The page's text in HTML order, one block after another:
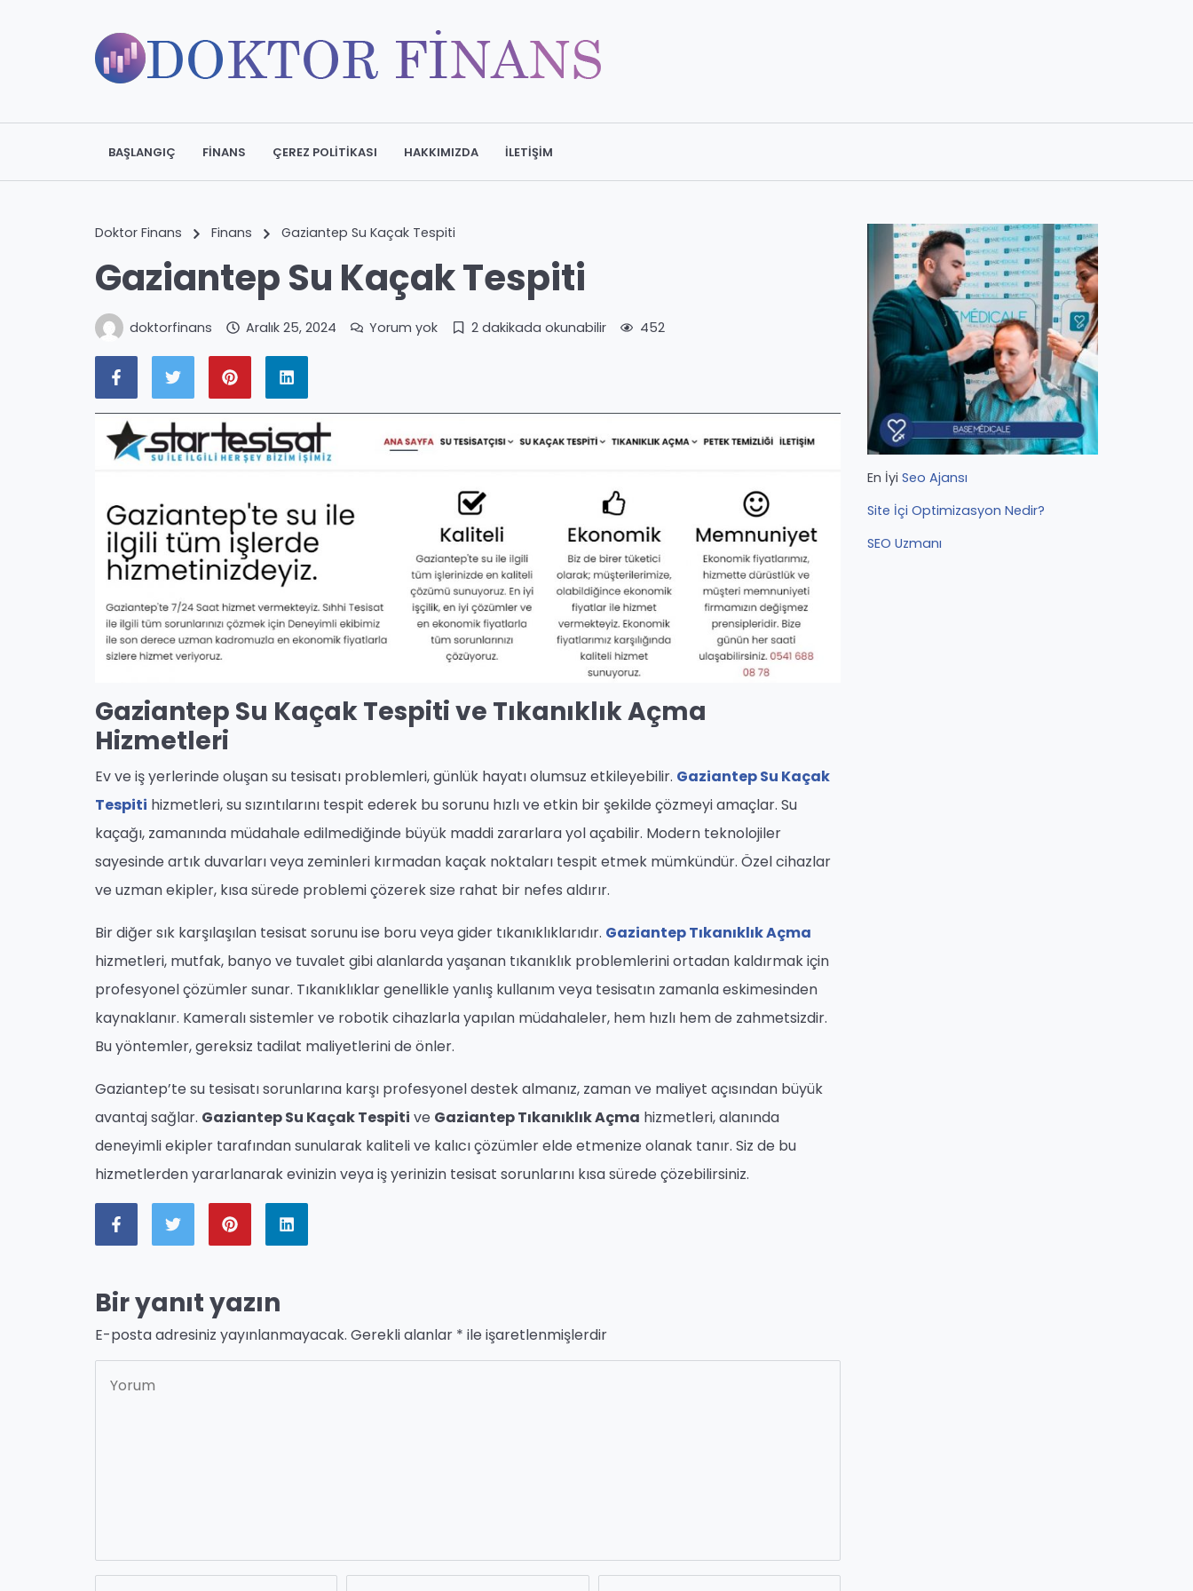
BAŞLANGIÇ FINANS ÇEREZ POLITIKASI HAKKIMIZDA İLETIŞIM
Doktor Finans Finans Gaziantep Su Kaçak Tespiti
Gaziantep Su Kaçak Tespiti
doktorfinans Aralık 25, 2024 Yorum yok 2 dakikada okunabilir 452
Gaziantep Su Kaçak Tespiti ve Tıkanıklık Açma
Hizmetleri
Ev ve iş yerlerinde oluşan su tesisatı problemleri, günlük hayatı olumsuz etkileyebilir. Gaziantep Su Kaçak
Tespiti hizmetleri, su sızıntılarını tespit ederek bu sorunu hızlı ve etkin bir şekilde çözmeyi amaçlar. Su
kaçağı, zamanında müdahale edilmediğinde büyük maddi zararlara yol açabilir. Modern teknolojiler
sayesinde artık duvarları veya zeminleri kırmadan kaçak noktaları tespit etmek mümkündür. Özel cihazlar
ve uzman ekipler, kısa sürede problemi çözerek size rahat bir nefes aldırır.
Bir diğer sık karşılaşılan tesisat sorunu ise boru veya gider tıkanıklıklarıdır. Gaziantep Tıkanıklık Açma
hizmetleri, mutfak, banyo ve tuvalet gibi alanlarda yaşanan tıkanıklık problemlerini ortadan kaldırmak için
profesyonel çözümler sunar. Tıkanıklıklar genellikle yanlış kullanım veya tesisatın zamanla eskimesinden
kaynaklanır. Kameralı sistemler ve robotik cihazlarla yapılan müdahaleler, hem hızlı hem de zahmetsizdir.
Bu yöntemler, gereksiz tadilat maliyetlerini de önler.
Gaziantep’te su tesisatı sorunlarına karşı profesyonel destek almanız, zaman ve maliyet açısından büyük
avantaj sağlar. Gaziantep Su Kaçak Tespiti ve Gaziantep Tıkanıklık Açma hizmetleri, alanında
deneyimli ekipler tarafından sunularak kaliteli ve kalıcı çözümler elde etmenize olanak tanır. Siz de bu
hizmetlerden yararlanarak evinizin veya iş yerinizin tesisat sorunlarını kısa sürede çözebilirsiniz.
Bir yanıt yazın
E-posta adresiniz yayınlanmayacak. Gerekli alanlar * ile işaretlenmişlerdir
En İyi Seo Ajansı
Site İçi Optimizasyon Nedir?
SEO Uzmanı